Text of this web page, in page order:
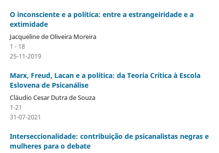
O inconsciente e a política: entre a estrangeiridade e a
extimidade
Jacqueline de Oliveira Moreira
1 - 18
25-11-2019
Marx, Freud, Lacan e a política: da Teoria Crítica à Escola
Eslovena de Psicanálise
Cláudio Cesar Dutra de Souza
1-21
31-07-2021
Interseccionalidade: contribuição de psicanalistas negras e
mulheres para o debate